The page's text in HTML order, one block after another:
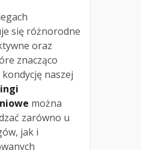
się różnorodne
oraz
znacząco
naszej
można
zarówno u
jak i